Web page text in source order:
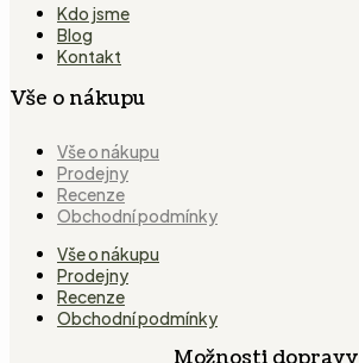
Kdo jsme
Blog
Kontakt
Vše o nákupu
Vše o nákupu
Prodejny
Recenze
Obchodní podmínky
Vše o nákupu
Prodejny
Recenze
Obchodní podmínky